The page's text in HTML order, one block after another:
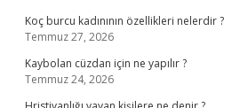
Koç burcu kadınının özellikleri nelerdir ?
Temmuz 27, 2026
Kaybolan cüzdan için ne yapılır ?
Temmuz 24, 2026